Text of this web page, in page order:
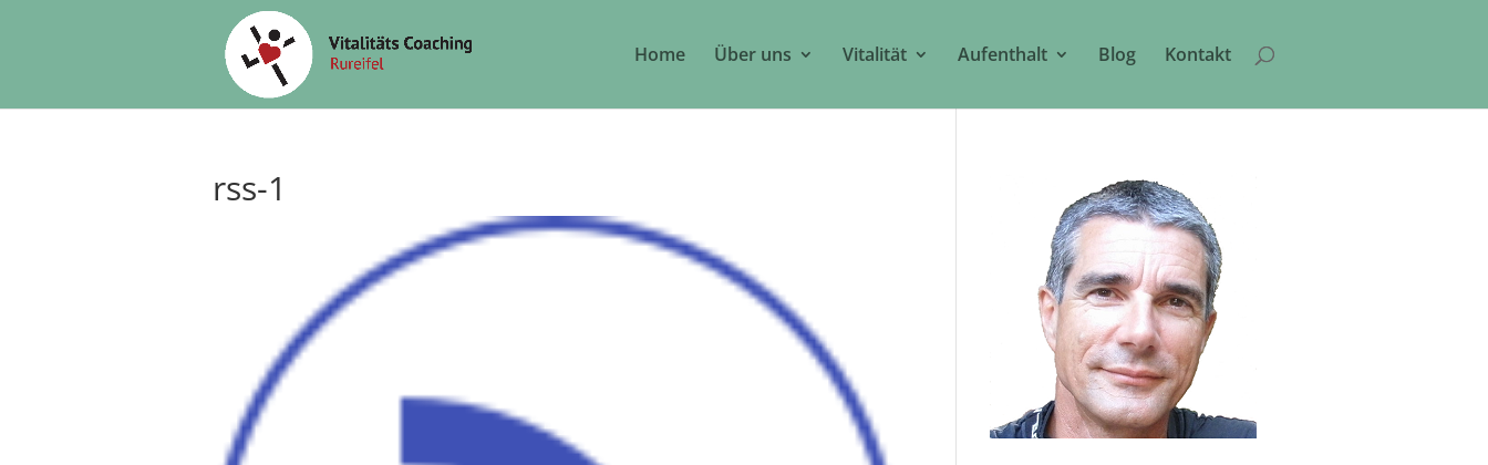
Home Über uns Vitalität Aufenthalt Blog Kontakt
rss-1